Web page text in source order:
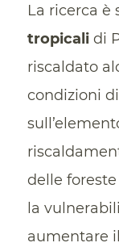
La ricerca è
tropicalidi
riscaldato
condizioni
delle
la
aumentare